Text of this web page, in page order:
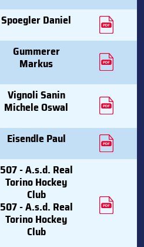
Spoegler Daniel
Gummerer
Markus
Vignoli Sanin
Michele Oswal
Eisendle Paul
507 - A.s.d. Real
Torino Hockey
Club
507 - A.s.d. Real
Torino Hockey
Club